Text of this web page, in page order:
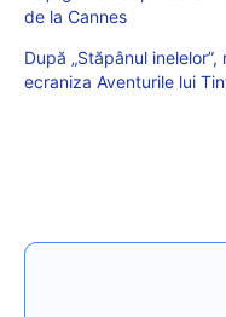
de la Cannes
După „Stăpânul
ecraniza Aventurile lui